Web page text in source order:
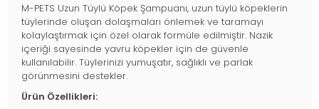
M-PETS Uzun Tüylü Köpek Şampuanı, uzun tüylü köpeklerin
tüylerinde oluşan dolaşmaları önlemek ve taramayı
kolaylaştırmak için özel olarak formüle edilmiştir. Nazik
içeriği sayesinde yavru köpekler için de güvenle
kullanılabilir. Tüylerinizi yumuşatır, sağlıklı ve parlak
görünmesini destekler.
Ürün Özellikleri: